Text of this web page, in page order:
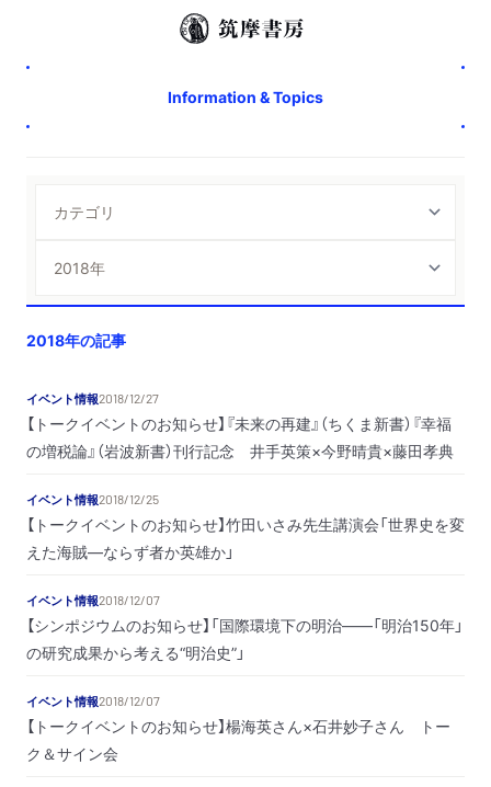
Information & Topics
2018年の記事
イベント情報2018/12/27
【トークイベントのお知らせ】『未来の再建』（ちくま新書）『幸福
の増税論』（岩波新書）刊行記念 井手英策×今野晴貴×藤田孝典
イベント情報2018/12/25
【トークイベントのお知らせ】竹田いさみ先生講演会「世界史を変
えた海賊―ならず者か英雄か」
イベント情報2018/12/07
【シンポジウムのお知らせ】「国際環境下の明治――「明治150年」
の研究成果から考える“明治史”」
イベント情報2018/12/07
【トークイベントのお知らせ】楊海英さん×石井妙子さん トー
ク＆サイン会